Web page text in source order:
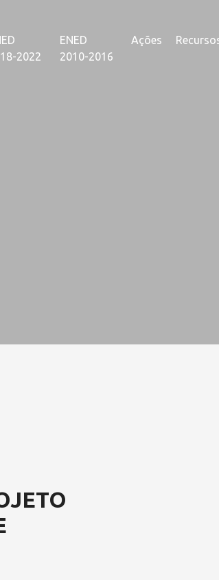
2022
ENED
2010-2016
Ações